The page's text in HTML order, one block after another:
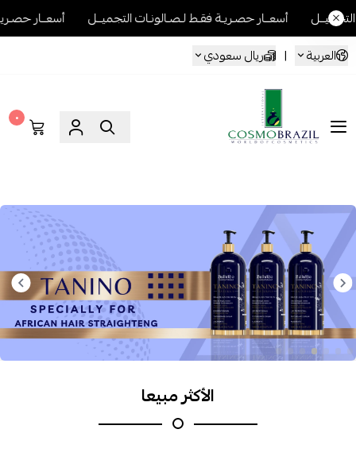
أسعــار حصـريـة فقـط لـصـالونـات التجميــل
أسعــار حصـريـة فقـط
العربية
| ريال سعودي
Cosmo Brazil
٠
الأكثر مبيعا